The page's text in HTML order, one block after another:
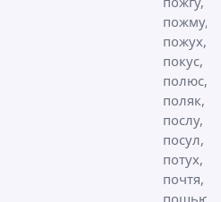
пожму,
пожух,
покус,
полюс,
поляк,
послу,
посул,
потух,
почтя,
пошью,